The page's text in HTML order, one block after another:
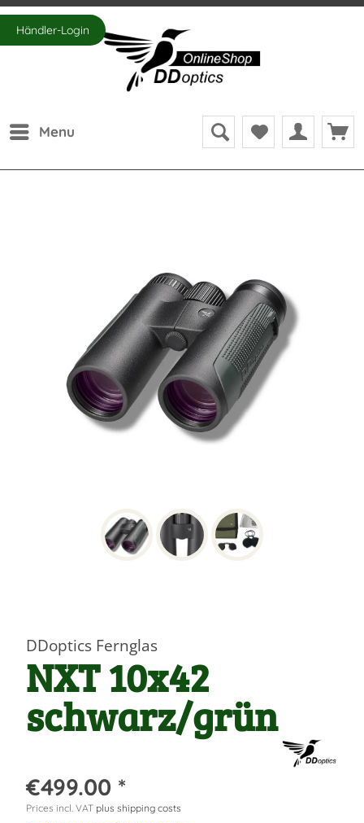
Händler-Login
Menu
DDoptics Fernglas
NXT 10x42
schwarz/grün
€499.00 *
Prices incl. VAT plus shipping costs